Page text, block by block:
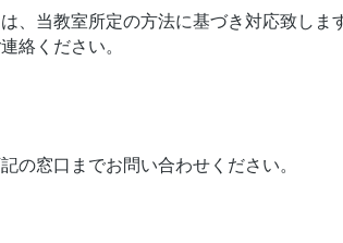
、当教室所定の方法に基づき対応致しま
絡ください。
の窓口までお問い合わせください。